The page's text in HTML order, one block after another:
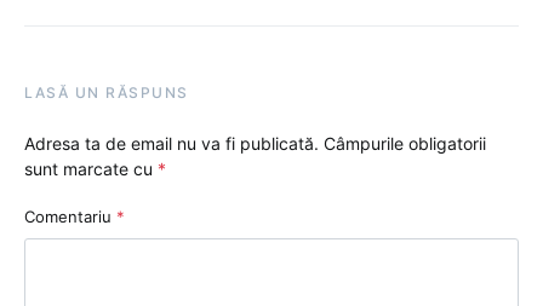
LASĂ UN RĂSPUNS
Adresa ta de email nu va fi publicată. Câmpurile obligatorii
sunt marcate cu *
Comentariu *